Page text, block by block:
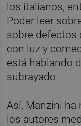
los italianos,
Poder leer
sobre defectos
con luz y
está hablando
subrayado.
Así, Manzini ha
los autores